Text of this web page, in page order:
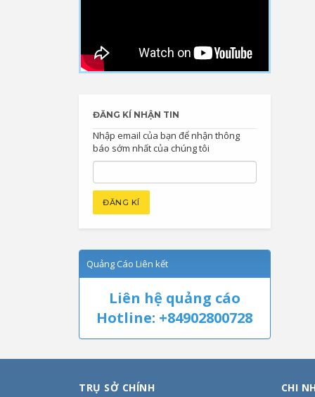
ĐĂNG KÍ NHẬN TIN
Nhập email của bạn để nhận thông
báo sớm nhất của chúng tôi
Quảng Cáo Liên kết
Liên hệ quảng cáo
Hotline: +84902800728
TRỤ SỞ CHÍNH CHI